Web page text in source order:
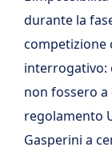
durante la
competizione
interrogativo:
non fossero
regolamento
Gasperini a